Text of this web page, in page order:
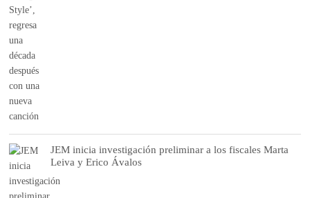
JEM inicia investigación preliminar a los fiscales Marta
Leiva y Erico Ávalos